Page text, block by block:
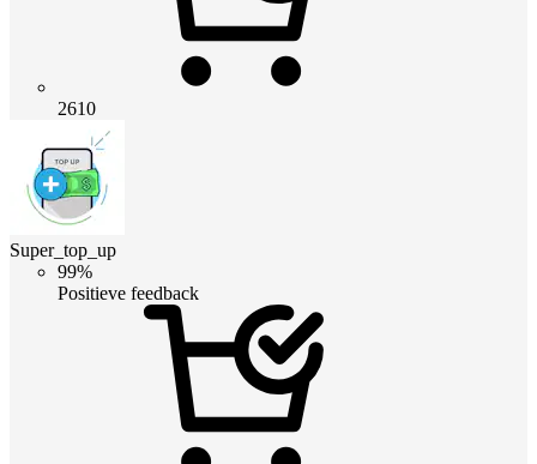
2610
Super_top_up
99%
Positieve feedback